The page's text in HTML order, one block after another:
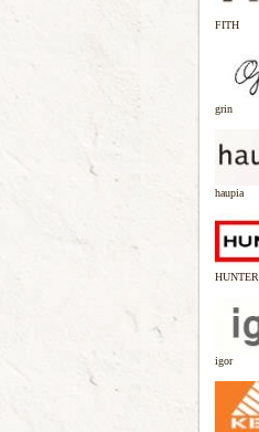
FITH
grin
haupia
HUNTER
igor